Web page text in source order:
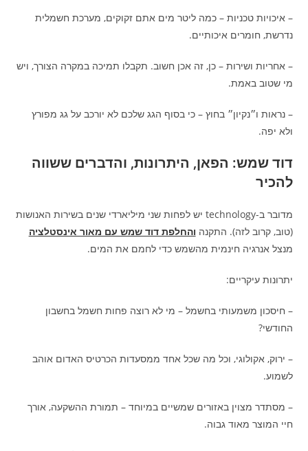
– איכויות טכניות – כמה ליטר מים אתם זקוקים, מערכת חשמלית
נדרשת, חומרים איכותיים.
– אחריות ושירות – כן, זה אכן חשוב. תקבלו תמיכה במקרה הצורך, ויש
מי שטוב באמת.
– נראות ו״נקיון״ בחוץ – כי בסוף הגג שלכם לא יורכב על גג מפורץ
ולא יפה.
דוד שמש: הפאן, היתרונות, והדברים ששווה
להכיר
מדובר ב-technology יש לפחות שני מיליארדי שנים בשירות האנושות
(טוב, קרוב לזה). התקנה והחלפת דוד שמש עם מאור אינסטלציה
מנצל אנרגיה חינמית מהשמש כדי לחמם את המים.
יתרונות עיקריים:
– חיסכון משמעותי בחשמל – מי לא רוצה פחות חשמל בחשבון
החודשי?
– ירוק, אקולוגי, וכל מה שכל אחד ממסעדות הכרטיס האדום אוהב
לשמוע.
– מסתדר מצוין באזורים שמשיים במיוחד – תמורת ההשקעה, אורך
חיי המוצר מאוד גבוה.